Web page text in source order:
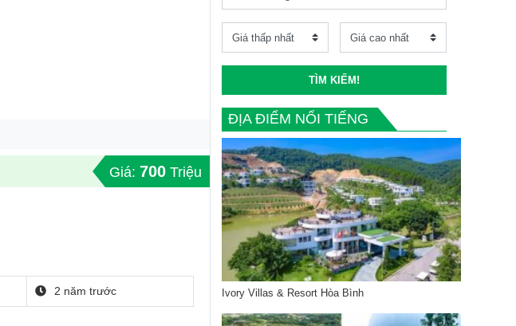
Giá: 700 Triệu
2 năm trước
TÌM KIẾM!
ĐỊA ĐIỂM NỔI TIẾNG
Ivory Villas & Resort Hòa Bình